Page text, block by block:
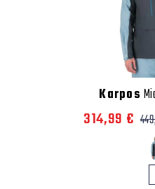
Karpos
314,99 €